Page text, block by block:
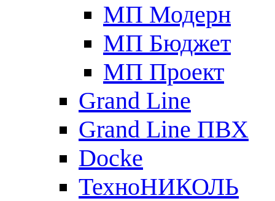
МП Модерн
МП Бюджет
МП Проект
Grand Line
Grand Line ПВХ
Docke
ТехноНИКОЛЬ